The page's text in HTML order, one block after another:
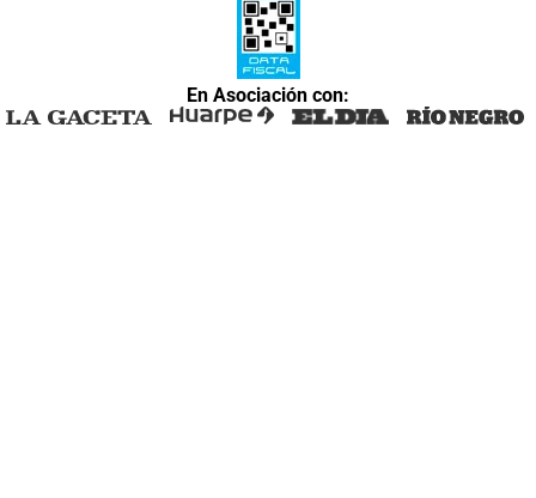
En Asociación con: